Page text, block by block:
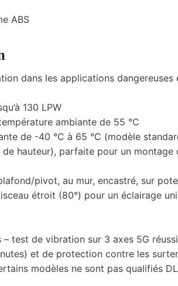
ABS
dans les applications dangereuses
130 LPW
ambiante de 55 °C
de -40 °C à 65 °C (modèle
hauteur), parfaite pour un montage
pivot, au mur, encastré, sur
étroit (80°) pour un éclairage
test de vibration sur 3 axes 5G réussi
et de protection contre les
modèles ne sont pas qualifiés